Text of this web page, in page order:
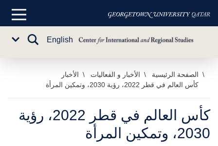
تخطي
المحتوى
الرئيسي
القائمة
English
تبديل
الصفحة الرئيسية الأخبار و الفعاليات
الأخبار
كأس العالم في قطر 2022، رؤية 2030، وتمكين المرأة
كأس العالم في قطر 2022، رؤية
2030، وتمكين المرأة